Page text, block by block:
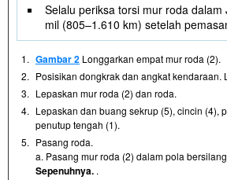
Selalu periksa torsi mur roda dalam
mil (805–1.610 km) setelah
1. Gambar 2 Longgarkan empat mur roda (2).
2. Posisikan dongkrak dan angkat kendaraan.
3. Lepaskan mur roda (2) dan roda.
4. Lepaskan dan buang sekrup (5), cincin (4),
penutup tengah (1).
5. Pasang roda.
a. Pasang mur roda (2) dalam pola
Sepenuhnya. .